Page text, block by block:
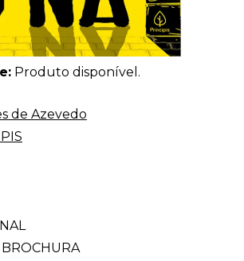
Produto disponível.
de Azevedo
BROCHURA